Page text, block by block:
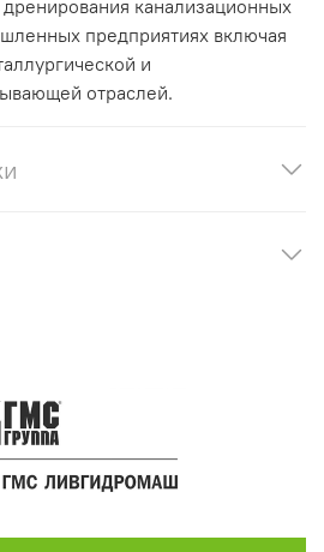
канализационных
предприятиях включая
и
отраслей.